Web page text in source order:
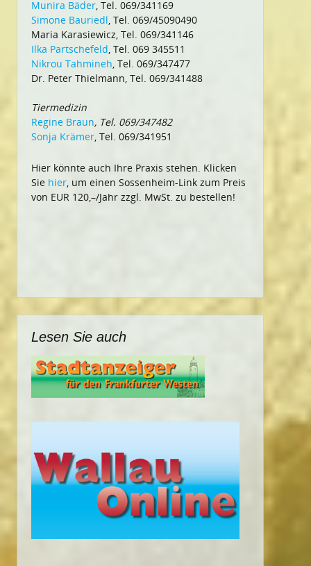
Munira Bäder, Tel. 069/341169
Simone Bauriedl, Tel. 069/45090490
Maria Karasiewicz, Tel. 069/341146
Ilka Partschefeld, Tel. 069 345511
Nikrou Tahmineh, Tel. 069/347477
Dr. Peter Thielmann, Tel. 069/341488
Tiermedizin
Regine Braun, Tel. 069/347482
Sonja Krämer, Tel. 069/341951
Hier könnte auch Ihre Praxis stehen. Klicken
Sie hier, um einen Sossenheim-Link zum Preis
von EUR 120,–/Jahr zzgl. MwSt. zu bestellen!
Lesen Sie auch